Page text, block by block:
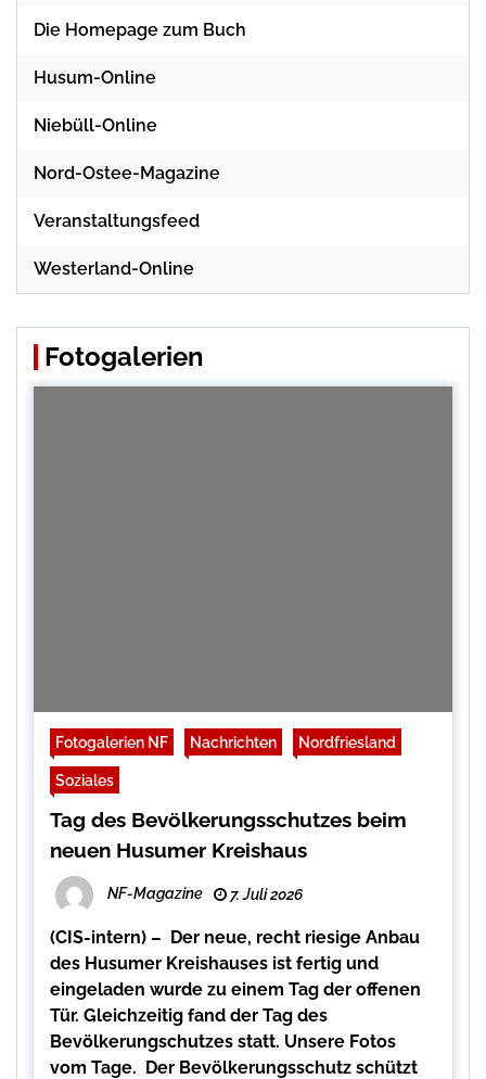
Die Homepage zum Buch
Husum-Online
Niebüll-Online
Nord-Ostee-Magazine
Veranstaltungsfeed
Westerland-Online
Fotogalerien
Fotogalerien NF Nachrichten Nordfriesland
Soziales
Tag des Bevölkerungsschutzes beim
neuen Husumer Kreishaus
NF-Magazine 7. Juli 2026
(CIS-intern) – Der neue, recht riesige Anbau
des Husumer Kreishauses ist fertig und
eingeladen wurde zu einem Tag der offenen
Tür. Gleichzeitig fand der Tag des
Bevölkerungschutzes statt. Unsere Fotos
vom Tage. Der Bevölkerungsschutz schützt